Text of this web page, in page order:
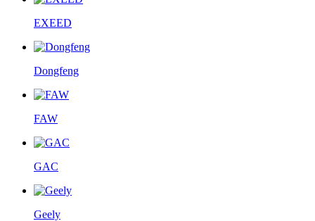
EXEED
Dongfeng
FAW
GAC
Geely